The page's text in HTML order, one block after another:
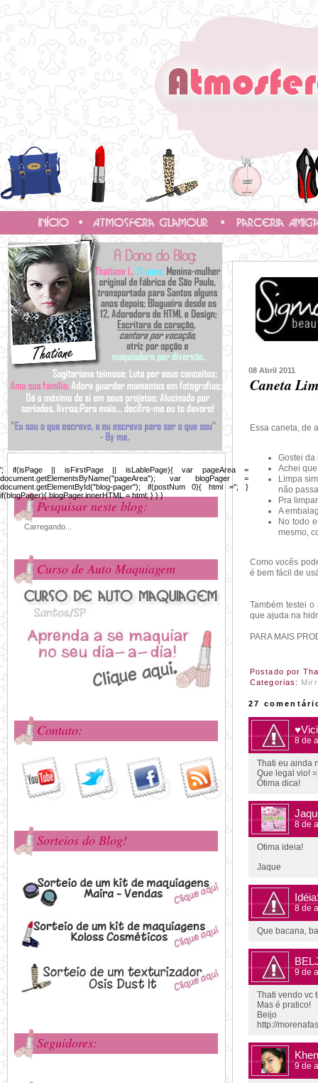
08 Abril 2011
Caneta
Essa caneta, de
Gostei da
Achei
Limpa
não
Pra
A
No todo
mesmo,
Como vocês
é bem fácil de
Também testei
que ajuda na
PARA MAIS
Postado por
Categorias:
27
8 de
Thati eu ainda
Que legal vio!
Ótima dica!
8 de
Otima ideia!
Jaque
8 de
Que bacana,
9 de
Thati vendo vc
Mas é pratico!
Beijo
http://
9 de
'; if(isPage || isFirstPage || isLablePage){ var pageArea =
document.getElementsByName("pageArea"); var blogPager =
document.getElementById("blog-pager"); if(postNum 0){ html =''; }
if(blogPager){ blogPager.innerHTML = html; } } }
Pesquisar neste blog:
Carregando...
Curso de Auto Maquiagem
Contato:
Sorteios do Blog!
Seguidores: